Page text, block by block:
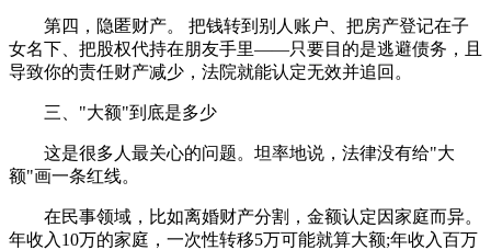
第四，隐匿财产。 把钱转到别人账户、把房产登记在子
女名下、把股权代持在朋友手里——只要目的是逃避债务，且
导致你的责任财产减少，法院就能认定无效并追回。
三、"大额"到底是多少
这是很多人最关心的问题。坦率地说，法律没有给"大
额"画一条红线。
在民事领域，比如离婚财产分割，金额认定因家庭而异。
年收入10万的家庭，一次性转移5万可能就算大额;年收入百万